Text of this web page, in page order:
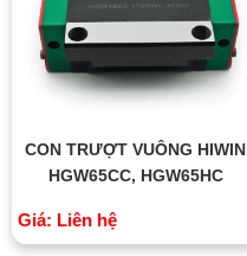
CON TRƯỢT VUÔNG HIWIN
HGW65CC, HGW65HC
Giá: Liên hệ